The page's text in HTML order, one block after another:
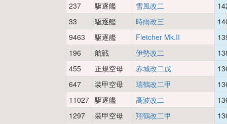
237
駆逐艦 雪風改二
33
駆逐艦 時雨改三
9463
駆逐艦 Fletcher Mk.II
196
航戦 伊勢改二
455
正規空母 赤城改二戊
647
装甲空母 瑞鶴改二甲
11027 駆逐艦 高波改二
1297
装甲空母 翔鶴改二甲